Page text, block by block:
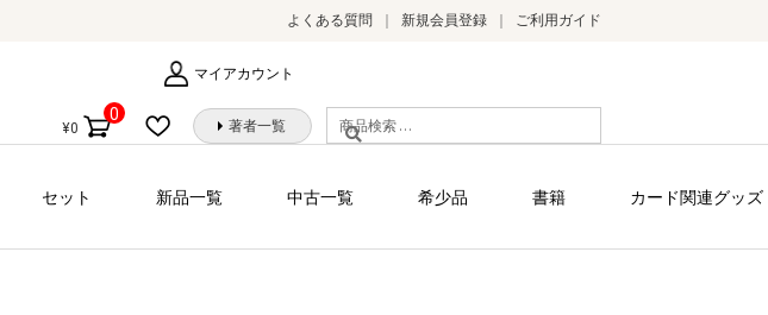
よくある質問 新規会員登録 ご利用ガイド
マイアカウント
検
索
象:
著者一覧
¥0
0
個
セット 新品一覧 中古一覧 希少品 書籍 カード関連グッズ